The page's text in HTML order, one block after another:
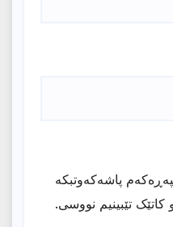
پاشەکەوتبکە
کاتێک تێبینیم نووسی.